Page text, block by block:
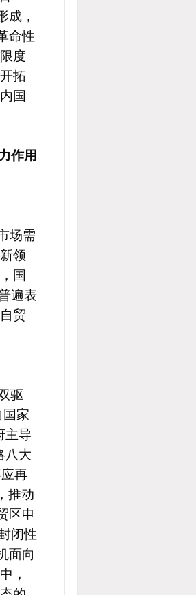
成，
命性
度
拓
国
作用
场需
领
国
遍表
贸
驱
国家
主导
八大
再
推动
区申
闭性
面向
，